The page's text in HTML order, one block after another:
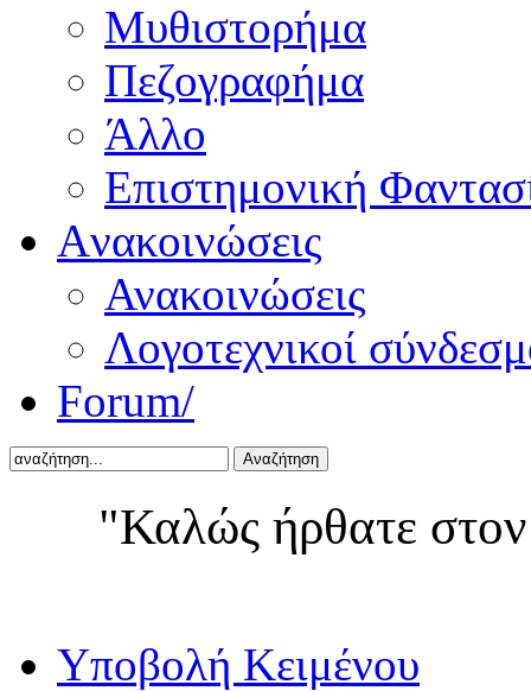
Μυθιστορήμα
Πεζογραφήμα
Άλλο
Επιστημονική
Aνακοινώσεις
Ανακοινώσεις
Λογοτεχνικοί
Forum/
Αναζήτηση
"Καλώς ήρθατε
Yποβολή Κειμένου